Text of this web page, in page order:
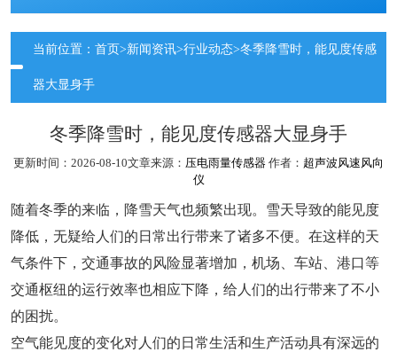
当前位置： 首页>新闻资讯>行业动态>冬季降雪时，能见度传感
器大显身手
冬季降雪时，能见度传感器大显身手
更新时间：2026-08-10文章来源： 压电雨量传感器 作者： 超声波风速风向
仪
随着冬季的来临，降雪天气也频繁出现。雪天导致的能见度
降低，无疑给人们的日常出行带来了诸多不便。在这样的天
气条件下，交通事故的风险显著增加，机场、车站、港口等
交通枢纽的运行效率也相应下降，给人们的出行带来了不小
的困扰。
空气能见度的变化对人们的日常生活和生产活动具有深远的